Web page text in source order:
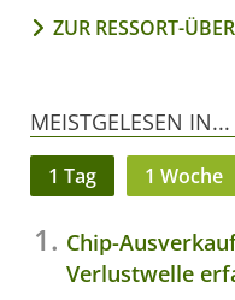
ZUR RESSORT-
MEISTGELESEN IN...
1 Tag 1 Woche
Chip-
Verlustwelle